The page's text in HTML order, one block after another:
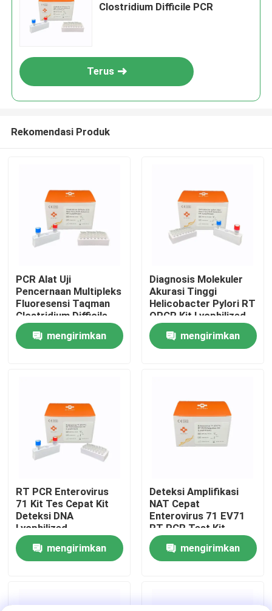
Produk
Video
Tentang kami
Tur Pabrik
Kontrol kualitas
Hubungi kami
kasus
Clostridium Difficile PCR
Terus
Rekomendasi Produk
PCR Alat Uji
Pencernaan Multipleks
Fluoresensi Taqman
Clostridium Difficile
PCR
mengirimkan
Diagnosis Molekuler
Akurasi Tinggi
Helicobacter Pylori RT
QPCR Kit Lyophilized
mengirimkan
RT PCR Enterovirus
71 Kit Tes Cepat Kit
Deteksi DNA
Lyophilized
mengirimkan
Deteksi Amplifikasi
NAT Cepat
Enterovirus 71 EV71
RT PCR Test Kit
Lyophilized
mengirimkan